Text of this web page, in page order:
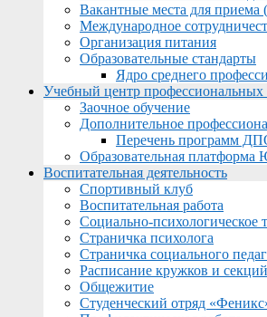
Вакантные места для приема
Международное
Организация питания
Образовательные стандарты
Ядро среднего
Учебный центр профессиональных
Заочное обучение
Дополнительное
Перечень программ
Образовательная
Воспитательная деятельность
Спортивный клуб
Воспитательная работа
Социально-психологическое
Страничка психолога
Страничка социального
Расписание кружков и секций
Общежитие
Студенческий отряд